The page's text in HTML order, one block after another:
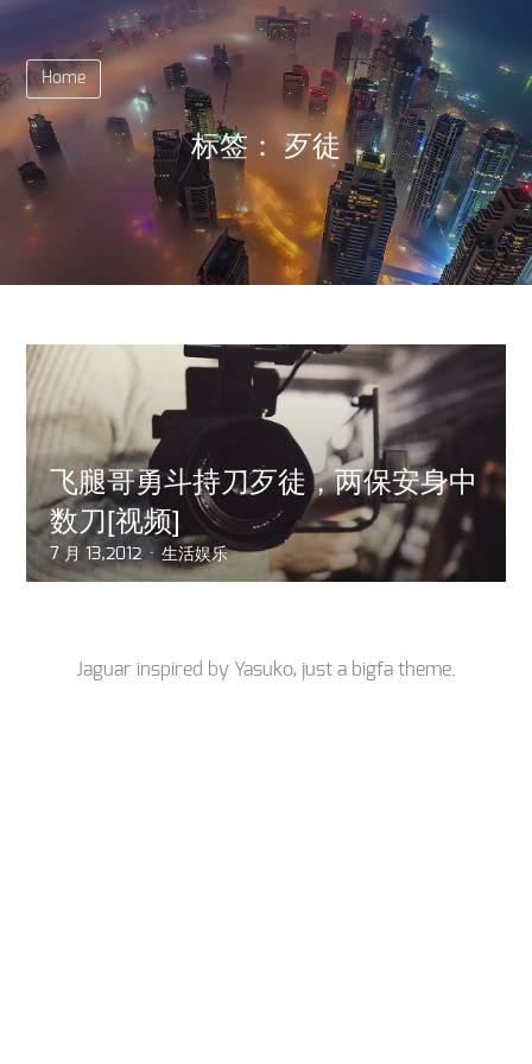
Home
标签：歹徒
飞腿哥勇斗持刀歹徒，两保安身中
数刀[视频]
7 月 13,2012 生活娱乐
Jaguar inspired by Yasuko, just a bigfa theme.